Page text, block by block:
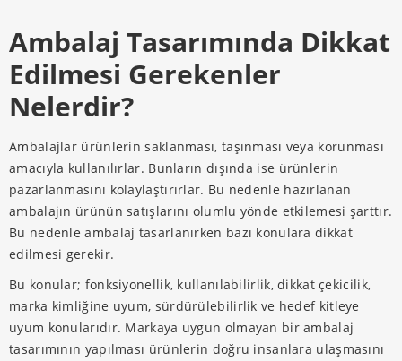
Ambalaj Tasarımında Dikkat
Edilmesi Gerekenler
Nelerdir?
Ambalajlar ürünlerin saklanması, taşınması veya korunması
amacıyla kullanılırlar. Bunların dışında ise ürünlerin
pazarlanmasını kolaylaştırırlar. Bu nedenle hazırlanan
ambalajın ürünün satışlarını olumlu yönde etkilemesi şarttır.
Bu nedenle ambalaj tasarlanırken bazı konulara dikkat
edilmesi gerekir.
Bu konular; fonksiyonellik, kullanılabilirlik, dikkat çekicilik,
marka kimliğine uyum, sürdürülebilirlik ve hedef kitleye
uyum konularıdır. Markaya uygun olmayan bir ambalaj
tasarımının yapılması ürünlerin doğru insanlara ulaşmasını